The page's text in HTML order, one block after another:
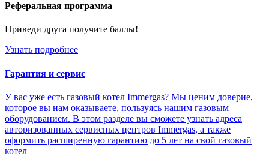
Реферальная программа
Приведи друга получите баллы!
Узнать подробнее
Гарантия и сервис
У вас уже есть газовый котел Immergas? Мы ценим доверие,
которое вы нам оказываете, пользуясь нашим газовым
оборудованием. В этом разделе вы сможете узнать адреса
авторизованных сервисных центров Immergas, а также
оформить расширенную гарантию до 5 лет на свой газовый
котел